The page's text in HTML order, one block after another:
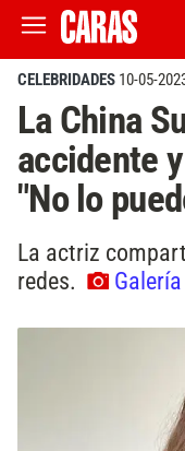
CELEBRIDADES 10-05-
La China
accidente
"No lo
La actriz
redes.